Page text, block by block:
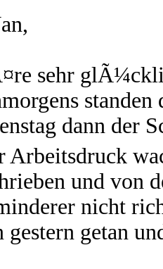
sehr
standen
dann der
Arbeitsdruck
und von
nicht
gestern getan